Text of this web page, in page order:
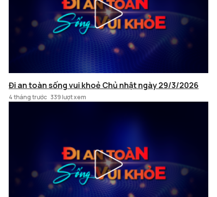
Đi an toàn sống vui khoẻ Chủ nhật ngày 29/3/2026
4 tháng trước 339 lượt xem